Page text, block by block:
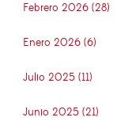
Febrero 2026 (28)
Enero 2026 (6)
Julio 2025 (11)
Junio 2025 (21)